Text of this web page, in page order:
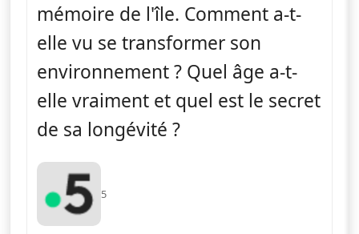
mémoire de l'île. Comment a-t-
elle vu se transformer son
environnement ? Quel âge a-t-
elle vraiment et quel est le secret
de sa longévité ?
5